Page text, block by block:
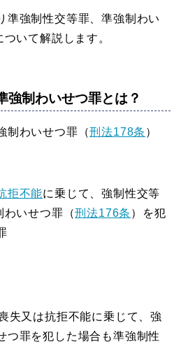
強制性交等罪、準強制わい
ついて解説します。
強制わいせつ罪とは？
制わいせつ罪（刑法178条 ）
拒不能に乗じて、強制性交等
わいせつ罪（刑法176条 ）を犯
失又は抗拒不能に乗じて、強
つ罪を犯した場合も準強制性